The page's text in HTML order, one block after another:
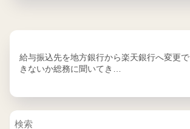
給与振込先を地方銀行から楽天銀行へ変更で
きないか総務に聞いてき…